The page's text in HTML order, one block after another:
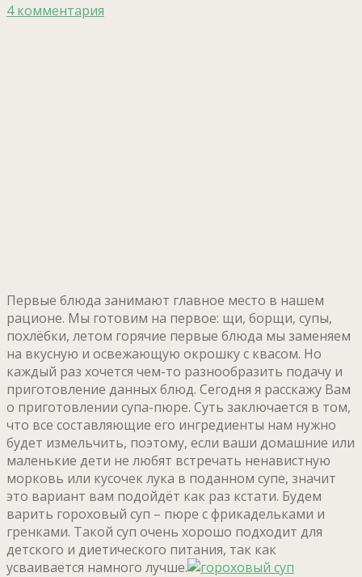
4 комментария
Первые блюда занимают главное место в нашем
рационе. Мы готовим на первое: щи, борщи, супы,
похлёбки, летом горячие первые блюда мы заменяем
на вкусную и освежающую окрошку с квасом. Но
каждый раз хочется чем-то разнообразить подачу и
приготовление данных блюд. Сегодня я расскажу Вам
о приготовлении супа-пюре. Суть заключается в том,
что все составляющие его ингредиенты нам нужно
будет измельчить, поэтому, если ваши домашние или
маленькие дети не любят встречать ненавистную
морковь или кусочек лука в поданном супе, значит
это вариант вам подойдёт как раз кстати. Будем
варить гороховый суп – пюре с фрикадельками и
гренками. Такой суп очень хорошо подходит для
детского и диетического питания, так как
усваивается намного лучше.